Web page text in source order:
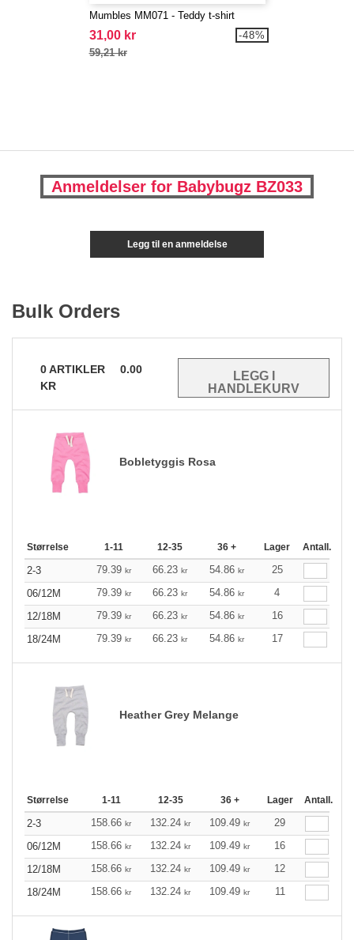
Mumbles MM071 - Teddy t-shirt
31,00 kr
59,21 kr
-48%
Anmeldelser for Babybugz BZ033
Legg til en anmeldelse
Bulk Orders
0ARTIKLER
0.00
KR
Bobletyggis Rosa
Størrelse 1-11 12-35 36 + Lager Antall.
2-3 79.39 kr 66.23 kr 54.86 kr
25
06/12M
79.39 kr 66.23 kr 54.86 kr
4
12/18M
79.39 kr 66.23 kr 54.86 kr
16
18/24M
79.39 kr 66.23 kr 54.86 kr 17
Heather Grey Melange
Størrelse 1-11 12-35 36 + Lager Antall.
2-3 158.66 kr 132.24 kr 109.49 kr
29
06/12M
158.66 kr 132.24 kr 109.49 kr
16
12/18M
158.66 kr 132.24 kr 109.49 kr
12
18/24M
158.66 kr 132.24 kr 109.49 kr 11